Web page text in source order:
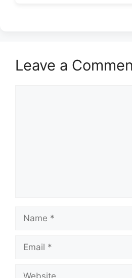
Leave a
Name
Email
Website